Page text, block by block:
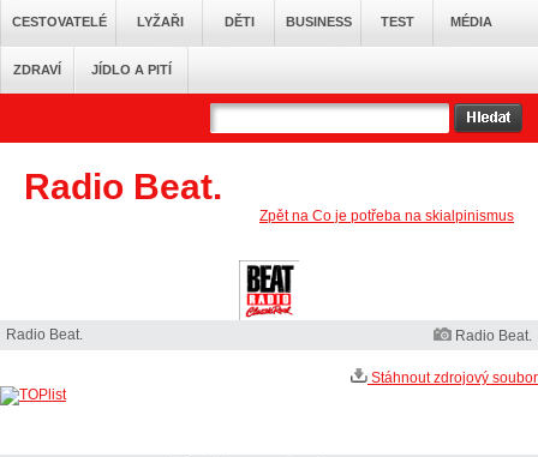
CESTOVATELÉ LYŽAŘI DĚTI BUSINESS TEST MÉDIA
ZDRAVÍ JÍDLO A PITÍ
Radio Beat.
Zpět na Co je potřeba na skialpinismus
Radio Beat. Radio Beat.
Stáhnout zdrojový soubor